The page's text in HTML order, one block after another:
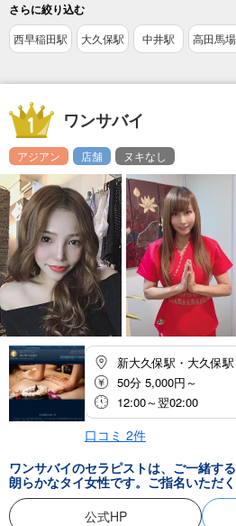
さらに絞り込む
西早稲田駅 大久保駅 中井駅 高田馬
ワンサバイ
アジアン 店舗 ヌキなし
新大久保駅・大久保駅
50分 5,000円～
12:00～翌02:00
口コミ 2件
ワンサバイのセラピストは、ご一緒す
朗らかなタイ女性です。ご指名いただ
ご確認の上お越しください。
公式HP